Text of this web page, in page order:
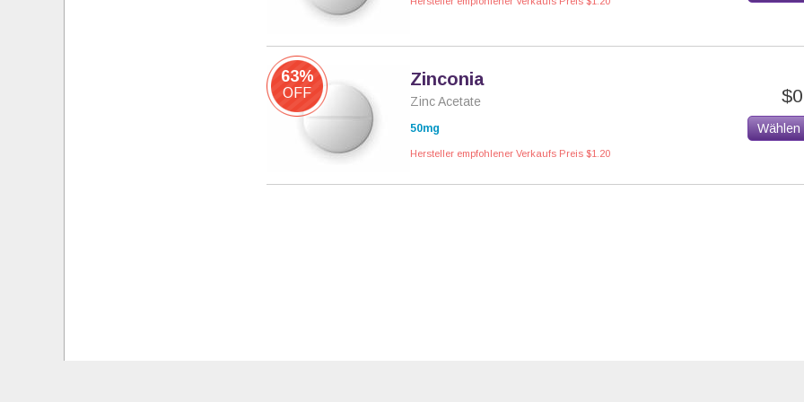
Zinconia
Zinc Acetate
50mg
Hersteller empfohlener Verkaufs Preis $1.20
Wählen
63%
OFF